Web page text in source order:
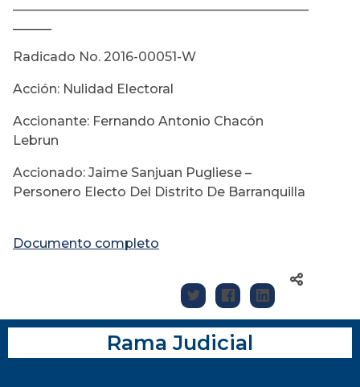
Radicado No. 2016-00051-W
Acción: Nulidad Electoral
Accionante: Fernando Antonio Chacón
Lebrun
Accionado: Jaime Sanjuan Pugliese –
Personero Electo Del Distrito De Barranquilla
Documento completo
Rama Judicial